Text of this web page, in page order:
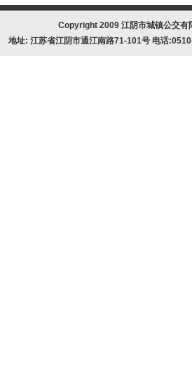
Copyright 2009 江阴市城镇公交
地址: 江苏省江阴市通江南路71-101号 电话